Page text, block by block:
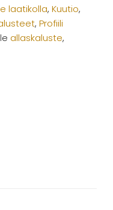
laatikolla,Kuutio,
,Profiili
allaskaluste,